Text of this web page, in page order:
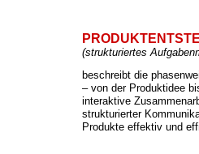
(strukturiertes
beschreibt die
– von der Produktidee
interaktive
strukturierter
Produkte effektiv und